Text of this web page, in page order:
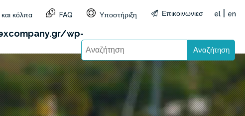
Failed to open stream: HTTP
wp-
κόλπα FAQ Υποστήριξη Επικοινωνιεσ el en
Αναζήτηση